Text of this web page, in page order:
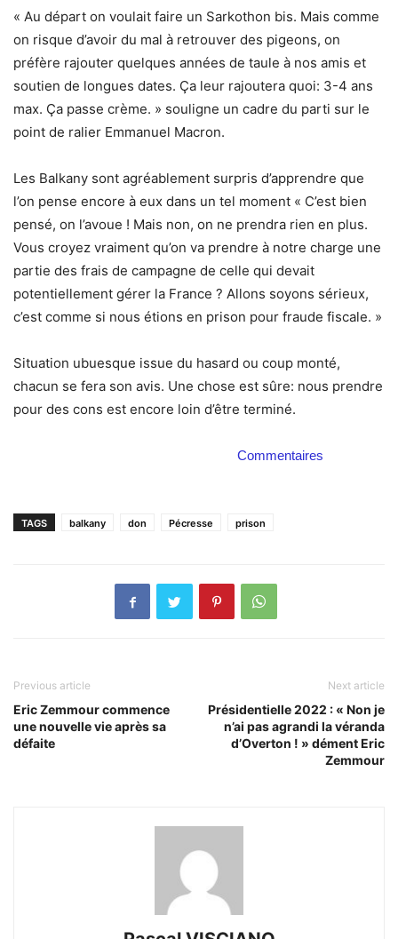
« Au départ on voulait faire un Sarkothon bis. Mais comme
on risque d’avoir du mal à retrouver des pigeons, on
préfère rajouter quelques années de taule à nos amis et
soutien de longues dates. Ça leur rajoutera quoi: 3-4 ans
max. Ça passe crème. » souligne un cadre du parti sur le
point de ralier Emmanuel Macron.
Les Balkany sont agréablement surpris d’apprendre que
l’on pense encore à eux dans un tel moment « C’est bien
pensé, on l’avoue ! Mais non, on ne prendra rien en plus.
Vous croyez vraiment qu’on va prendre à notre charge une
partie des frais de campagne de celle qui devait
potentiellement gérer la France ? Allons soyons sérieux,
c’est comme si nous étions en prison pour fraude fiscale. »
Situation ubuesque issue du hasard ou coup monté,
chacun se fera son avis. Une chose est sûre: nous prendre
pour des cons est encore loin d’être terminé.
Commentaires
TAGS balkany don Pécresse prison
Previous article
Eric Zemmour commence
une nouvelle vie après sa
défaite
Next article
Présidentielle 2022 : « Non je
n’ai pas agrandi la véranda
d’Overton ! » dément Eric
Zemmour